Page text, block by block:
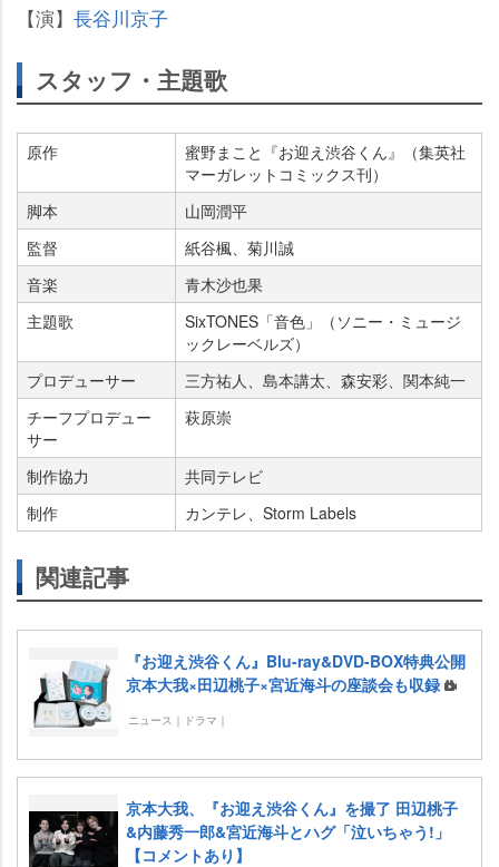
【演】 長谷川京子
スタッフ・主題歌
原作
蜜野まこと『お迎え渋谷くん』（集英社
マーガレットコミックス刊）
脚本
山岡潤平
監督
紙谷楓、菊川誠
音楽
青木沙也果
主題歌
SixTONES「音色」（ソニー・ミュージ
ックレーベルズ）
プロデューサー
三方祐人、島本講太、森安彩、関本純一
チーフプロデュー
サー
萩原崇
制作協力
共同テレビ
制作
カンテレ、Storm Labels
関連記事
『お迎え渋谷くん』Blu-ray&DVD-BOX特典公開
京本大我×田辺桃子×宮近海斗の座談会も収録
ニュース｜ドラマ｜
京本大我、『お迎え渋谷くん』を撮了 田辺桃子
&内藤秀一郎&宮近海斗とハグ「泣いちゃう!」
【コメントあり】